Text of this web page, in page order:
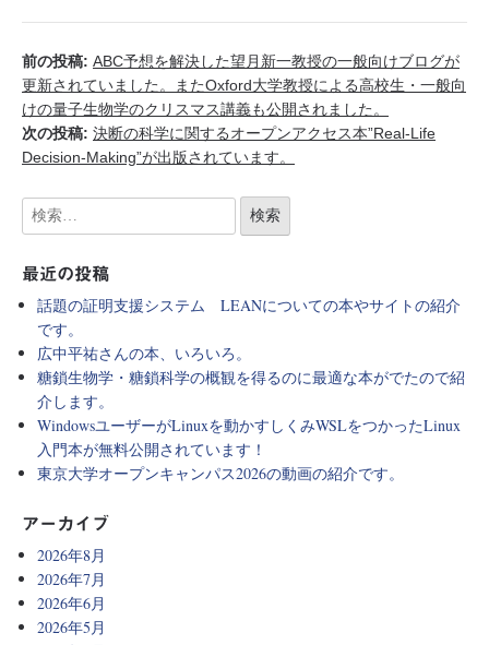
前の投稿: ABC予想を解決した望月新一教授の一般向けブログが
更新されていました。またOxford大学教授による高校生・一般向
けの量子生物学のクリスマス講義も公開されました。
次の投稿: 決断の科学に関するオープンアクセス本”Real-Life
Decision-Making”が出版されています。
最近の投稿
話題の証明支援システム LEANについての本やサイトの紹介
です。
広中平祐さんの本、いろいろ。
糖鎖生物学・糖鎖科学の概観を得るのに最適な本がでたので紹
介します。
WindowsユーザーがLinuxを動かすしくみWSLをつかったLinux
入門本が無料公開されています！
東京大学オープンキャンパス2026の動画の紹介です。
アーカイブ
2026年8月
2026年7月
2026年6月
2026年5月